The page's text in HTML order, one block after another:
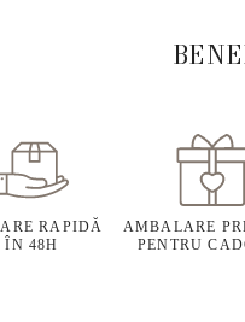
RAPIDĂ
ÎN 48H
AMBALARE
PENTRU